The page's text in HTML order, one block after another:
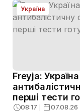
Україна
Freyja:
перші тести
08:17 ❘ 07.08.26